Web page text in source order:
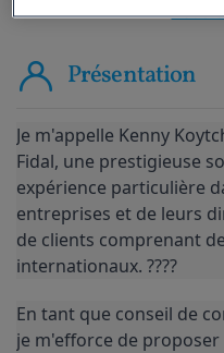
Vous
Présentation
Je m'appelle Kenny
Fidal, une prestigieuse
expérience particulière
entreprises et de leurs
de clients comprenant
internationaux. ????
En tant que conseil de
je m'efforce de